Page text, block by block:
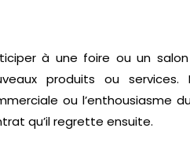
à une foire ou un
produits ou
ou l’enthousiasme
qu’il regrette ensuite.